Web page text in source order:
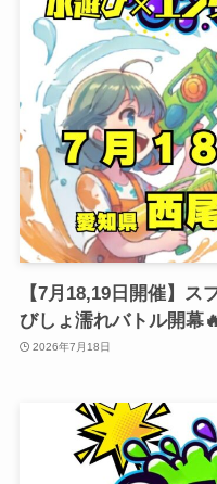
【7月18,19日開催】ス
びしょ濡れバトル開幕
2026年7月18日